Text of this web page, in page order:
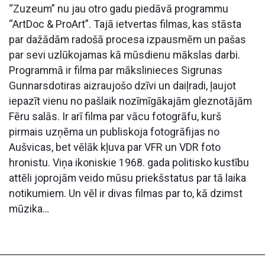
“Zuzeum” nu jau otro gadu piedāvā programmu
“ArtDoc & ProArt”. Tajā ietvertas filmas, kas stāsta
par dažādām radošā procesa izpausmēm un pašas
par sevi uzlūkojamas kā mūsdienu mākslas darbi.
Programmā ir filma par mākslinieces Sigrunas
Gunnarsdotiras aizraujošo dzīvi un daiļradi, ļaujot
iepazīt vienu no pašlaik nozīmīgākajām gleznotājām
Fēru salās. Ir arī filma par vācu fotogrāfu, kurš
pirmais uzņēma un publiskoja fotogrāfijas no
Aušvicas, bet vēlāk kļuva par VFR un VDR foto
hronistu. Viņa ikoniskie 1968. gada politisko kustību
attēli joprojām veido mūsu priekšstatus par tā laika
notikumiem. Un vēl ir divas filmas par to, kā dzimst
mūzika…